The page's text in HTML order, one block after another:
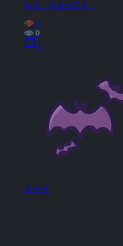
ちは、少女の口を...
5
0
chat_bubble 0
オーガ